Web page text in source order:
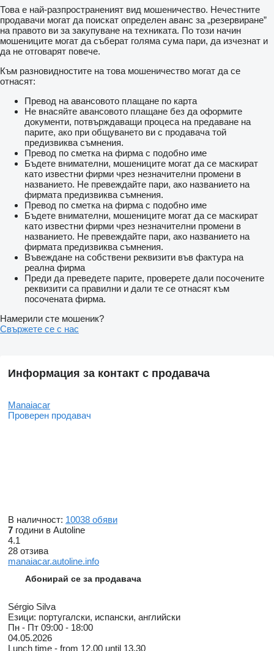
Това е най-разпространеният вид мошеничество. Нечестните
продавачи могат да поискат определен аванс за „резервиране”
на правото ви за закупуване на техниката. По този начин
мошениците могат да съберат голяма сума пари, да изчезнат и
да не отговарят повече.
Към разновидностите на това мошеничество могат да се
отнасят:
Превод на авансовото плащане по карта
Не внасяйте авансовото плащане без да оформите
документи, потвърждаващи процеса на предаване на
парите, ако при общуването ви с продавача той
предизвиква съмнения.
Превод по сметка на фирма с подобно име
Бъдете внимателни, мошениците могат да се маскират
като известни фирми чрез незначителни промени в
названието. Не превеждайте пари, ако названието на
фирмата предизвиква съмнения.
Превод по сметка на фирма с подобно име
Бъдете внимателни, мошениците могат да се маскират
като известни фирми чрез незначителни промени в
названието. Не превеждайте пари, ако названието на
фирмата предизвиква съмнения.
Въвеждане на собствени реквизити във фактура на
реална фирма
Преди да преведете парите, проверете дали посочените
реквизити са правилни и дали те се отнасят към
посочената фирма.
Намерили сте мошеник?
Свържете се с нас
Информация за контакт с продавача
Manaiacar
Проверен продавач
В наличност: 10038 обяви
7 години в Autoline
4.1
28 отзива
manaiacar.autoline.info
Абонирай се за продавача
Sérgio Silva
Езици: португалски, испански, английски
Пн - Пт 09:00 - 18:00
04.05.2026
Lunch time - from 12.00 until 13.30